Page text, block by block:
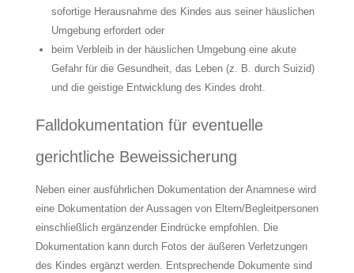
sofortige Herausnahme des Kindes aus seiner häuslichen
Umgebung erfordert oder
beim Verbleib in der häuslichen Umgebung eine akute
Gefahr für die Gesundheit, das Leben (z. B. durch Suizid)
und die geistige Entwicklung des Kindes droht.
Falldokumentation für eventuelle
gerichtliche Beweissicherung
Neben einer ausführlichen Dokumentation der Anamnese wird
eine Dokumentation der Aussagen von Eltern/Begleitpersonen
einschließlich ergänzender Eindrücke empfohlen. Die
Dokumentation kann durch Fotos der äußeren Verletzungen
des Kindes ergänzt werden. Entsprechende Dokumente sind